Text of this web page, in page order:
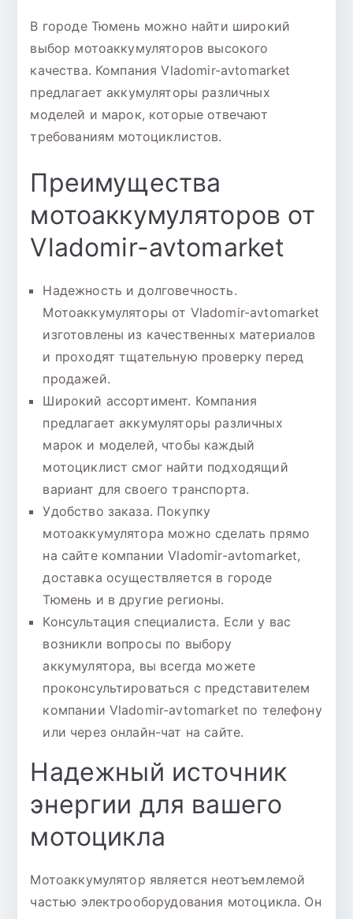
В городе Тюмень можно найти широкий
выбор мотоаккумуляторов высокого
качества. Компания Vladomir-avtomarket
предлагает аккумуляторы различных
моделей и марок, которые отвечают
требованиям мотоциклистов.
Преимущества
мотоаккумуляторов от
Vladomir-avtomarket
Надежность и долговечность.
Мотоаккумуляторы от Vladomir-avtomarket
изготовлены из качественных материалов
и проходят тщательную проверку перед
продажей.
Широкий ассортимент. Компания
предлагает аккумуляторы различных
марок и моделей, чтобы каждый
мотоциклист смог найти подходящий
вариант для своего транспорта.
Удобство заказа. Покупку
мотоаккумулятора можно сделать прямо
на сайте компании Vladomir-avtomarket,
доставка осуществляется в городе
Тюмень и в другие регионы.
Консультация специалиста. Если у вас
возникли вопросы по выбору
аккумулятора, вы всегда можете
проконсультироваться с представителем
компании Vladomir-avtomarket по телефону
или через онлайн-чат на сайте.
Надежный источник
энергии для вашего
мотоцикла
Мотоаккумулятор является неотъемлемой
частью электрооборудования мотоцикла. Он